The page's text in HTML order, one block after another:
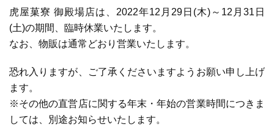
虎屋菓寮 御殿場店は、2022年12月29日(木)～12月31日
(土)の期間、臨時休業いたします。
なお、物販は通常どおり営業いたします。
恐れ入りますが、ご了承くださいますようお願い申し上げ
ます。
※その他の直営店に関する年末・年始の営業時間につきま
しては、別途お知らせいたします。